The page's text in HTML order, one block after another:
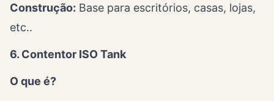
Construção: Base para escritórios, casas, lojas,
etc..
6. Contentor ISO Tank
O que é?